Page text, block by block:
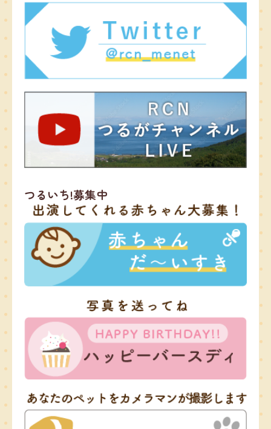
つるいち!募集中